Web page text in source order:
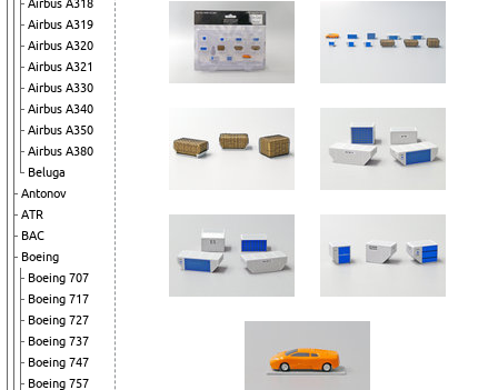
Airbus A318
Airbus A319
Airbus A320
Airbus A321
Airbus A330
Airbus A340
Airbus A350
Airbus A380
Beluga
Antonov
ATR
BAC
Boeing
Boeing 707
Boeing 717
Boeing 727
Boeing 737
Boeing 747
Boeing 757